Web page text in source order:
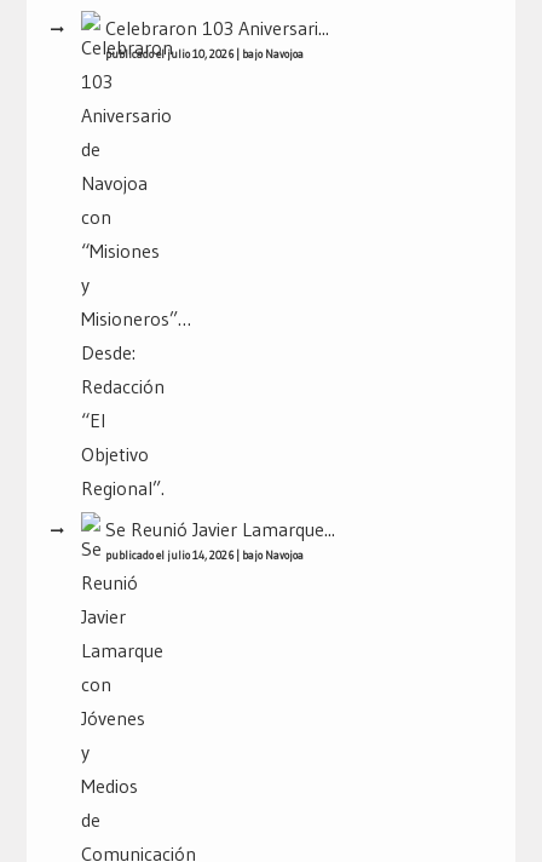
Celebraron 103 Aniversari...
publicado el julio 10, 2026| bajoNavojoa
Se Reunió Javier Lamarque...
publicado el julio 14, 2026| bajoNavojoa